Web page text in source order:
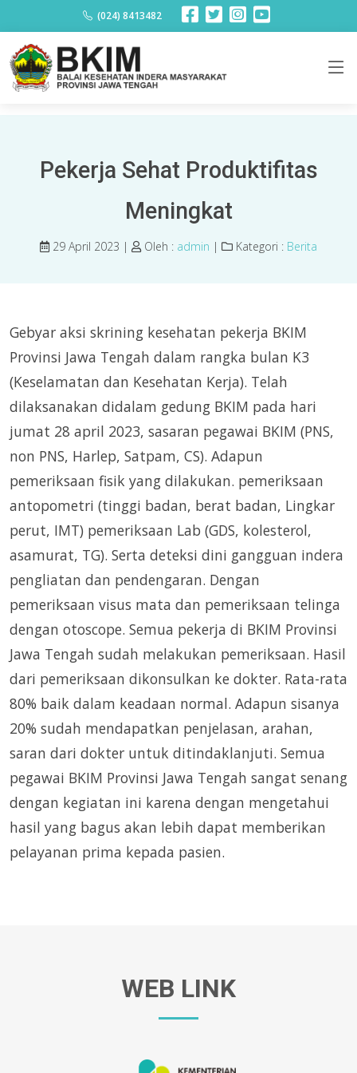
(024) 8413482
Pekerja Sehat Produktifitas
Meningkat
29 April 2023 | Oleh : admin | Kategori : Berita
Gebyar aksi skrining kesehatan pekerja BKIM
Provinsi Jawa Tengah dalam rangka bulan K3
(Keselamatan dan Kesehatan Kerja). Telah
dilaksanakan didalam gedung BKIM pada hari
jumat 28 april 2023, sasaran pegawai BKIM (PNS,
non PNS, Harlep, Satpam, CS). Adapun
pemeriksaan fisik yang dilakukan. pemeriksaan
antopometri (tinggi badan, berat badan, Lingkar
perut, IMT) pemeriksaan Lab (GDS, kolesterol,
asamurat, TG). Serta deteksi dini gangguan indera
pengliatan dan pendengaran. Dengan
pemeriksaan visus mata dan pemeriksaan telinga
dengan otoscope. Semua pekerja di BKIM Provinsi
Jawa Tengah sudah melakukan pemeriksaan. Hasil
dari pemeriksaan dikonsulkan ke dokter. Rata-rata
80% baik dalam keadaan normal. Adapun sisanya
20% sudah mendapatkan penjelasan, arahan,
saran dari dokter untuk ditindaklanjuti. Semua
pegawai BKIM Provinsi Jawa Tengah sangat senang
dengan kegiatan ini karena dengan mengetahui
hasil yang bagus akan lebih dapat memberikan
pelayanan prima kepada pasien.
WEB LINK